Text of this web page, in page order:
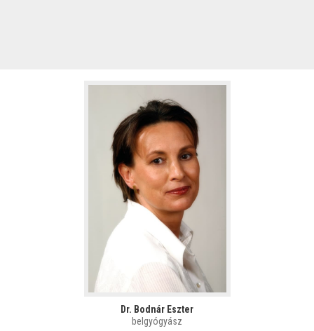
Dr. Bodnár Eszter
belgyógyász